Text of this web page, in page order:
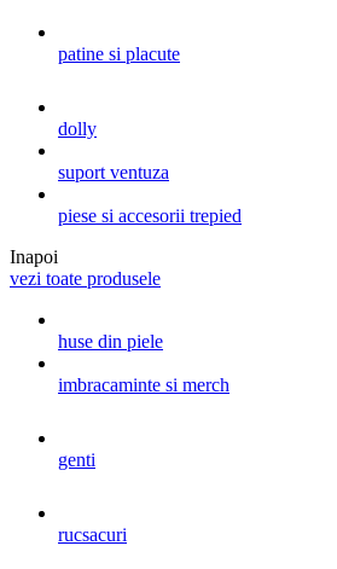
patine si placute
dolly
suport ventuza
piese si accesorii trepied
Inapoi
vezi toate produsele
huse din piele
imbracaminte si merch
genti
rucsacuri